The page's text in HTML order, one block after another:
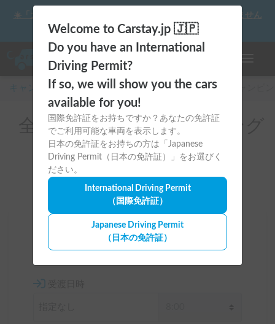
Welcome to Carstay.jp 🇯🇵
Do you have an International
Driving Permit?
If so, we will show you the cars
available for you!
国際免許証をお持ちですか？あなたの免許証
でご利用可能な車両を表示します。
日本の免許証をお持ちの方は「Japanese
Driving Permit（日本の免許証）」をお選びく
ださい。
International Driving Permit
（国際免許証）
Japanese Driving Permit
（日本の免許証）
☀️「大曲の花火」をキャンピングカーで最高の思い出にしません
か？
キャンピングカー・車中泊スポット予約はCarstay
全国のレンタルキャンピング
カー
全国